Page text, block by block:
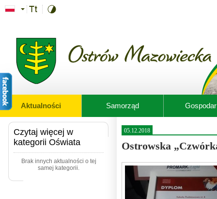
Przejdź do treści
Aktualności Samorząd
Czytaj więcej w
kategorii Oświata
Brak innych aktualności o tej
samej kategorii.
05.12.2018
Ostrowska